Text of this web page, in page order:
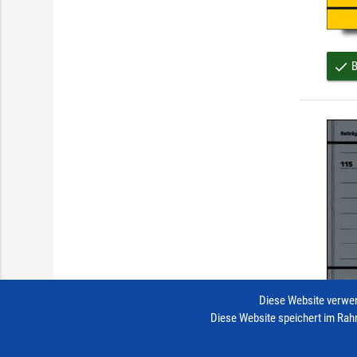
done
done
Diese Website
Diese Website speichert im